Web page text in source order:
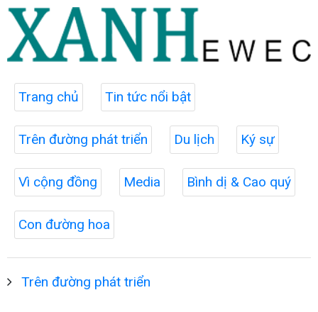
Trang chủ Tin tức nổi bật
Trên đường phát triển Du lịch Ký sự
Vì cộng đồng Media Bình dị & Cao quý
Con đường hoa
Trên đường phát triển